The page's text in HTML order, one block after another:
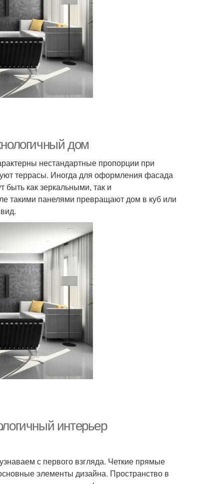
дом
нестандартные пропорции при
террасы. Иногда для оформления фасада
быть как зеркальными, так и
такими панелями превращают дом в куб или
интерьер
с первого взгляда. Четкие прямые
элементы дизайна. Пространство в